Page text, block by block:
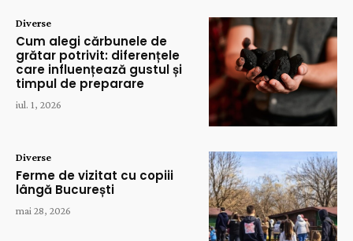
Diverse
Cum alegi cărbunele de
grătar potrivit: diferențele
care influențează gustul și
timpul de preparare
iul. 1, 2026
Diverse
Ferme de vizitat cu copiii
lângă București
mai 28, 2026